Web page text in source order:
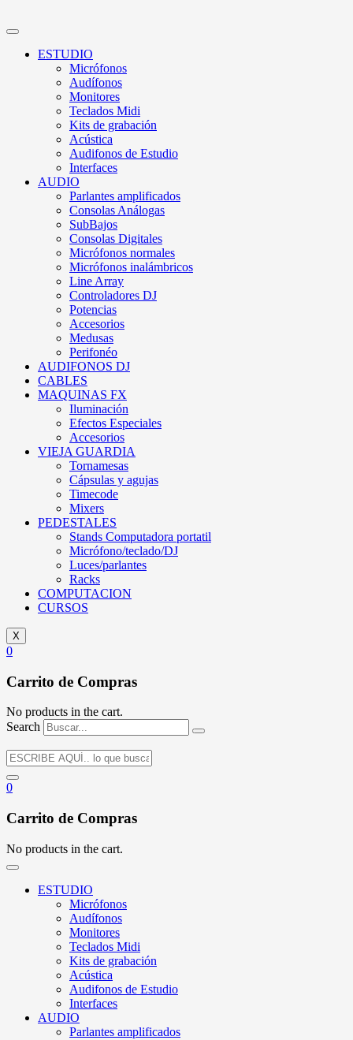
ESTUDIO
Micrófonos
Audífonos
Monitores
Teclados Midi
Kits de grabación
Acústica
Audifonos de Estudio
Interfaces
AUDIO
Parlantes amplificados
Consolas Análogas
SubBajos
Consolas Digitales
Micrófonos normales
Micrófonos inalámbricos
Line Array
Controladores DJ
Potencias
Accesorios
Medusas
Perifonéo
AUDIFONOS DJ
CABLES
MAQUINAS FX
Iluminación
Efectos Especiales
Accesorios
VIEJA GUARDIA
Tornamesas
Cápsulas y agujas
Timecode
Mixers
PEDESTALES
Stands Computadora portatil
Micrófono/teclado/DJ
Luces/parlantes
Racks
COMPUTACION
CURSOS
X
0
Carrito de Compras
No products in the cart.
Search
0
Carrito de Compras
No products in the cart.
ESTUDIO
Micrófonos
Audífonos
Monitores
Teclados Midi
Kits de grabación
Acústica
Audifonos de Estudio
Interfaces
AUDIO
Parlantes amplificados